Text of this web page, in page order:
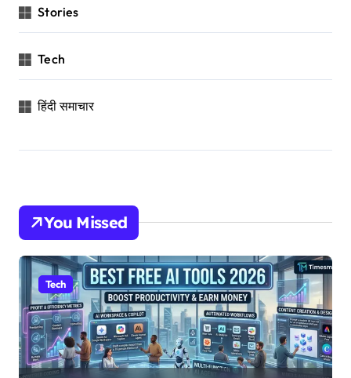
Stories
Tech
हिंदी समाचार
You Missed
Tech